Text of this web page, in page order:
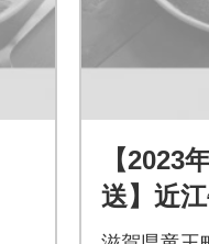
【2023
送】近